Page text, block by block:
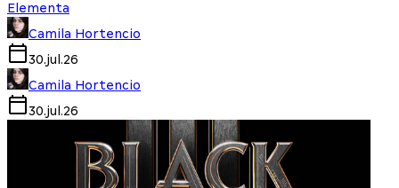
Elementa
Camila Hortencio
30.jul.26
Camila Hortencio
30.jul.26